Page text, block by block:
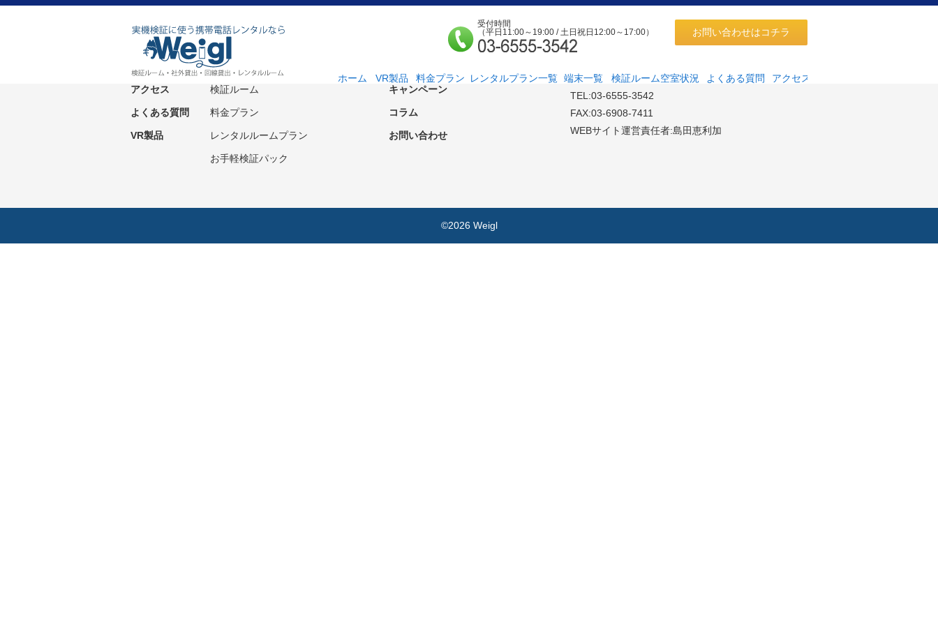
お問い合わせはコチラ
受付時間
（平日11:00～19:00 / 土日祝日12:00～17:00）
ホーム VR製品 料金プラン レンタルプラン一覧 端末一覧 検証ルーム空室状況 よくある質問 アクセス
ホーム
アクセス
よくある質問
VR製品
サービス紹介
社外貸出プラン
検証ルーム
料金プラン
レンタルルームプラン
お手軽検証パック
検証ルーム空室状況
キャンペーン
コラム
お問い合わせ
FREYIA合同会社
東京都新宿区高田馬場4-18-10サンハイツ高田馬場204
TEL:03-6555-3542
FAX:03-6908-7411
WEBサイト運営責任者:島田恵利加
©2026 Weigl